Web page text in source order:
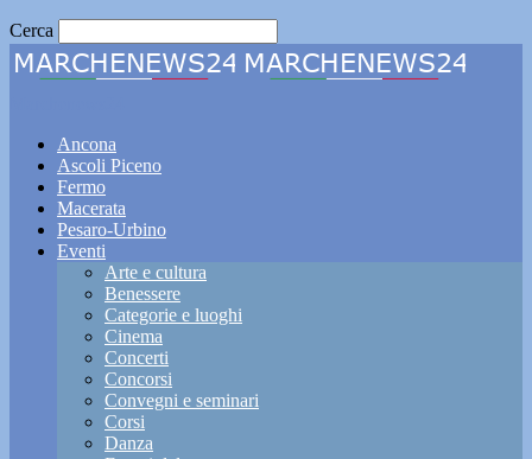
Cerca
Ancona
Ascoli Piceno
Fermo
Macerata
Pesaro-Urbino
Eventi
Arte e cultura
Benessere
Categorie e luoghi
Cinema
Concerti
Concorsi
Convegni e seminari
Corsi
Danza